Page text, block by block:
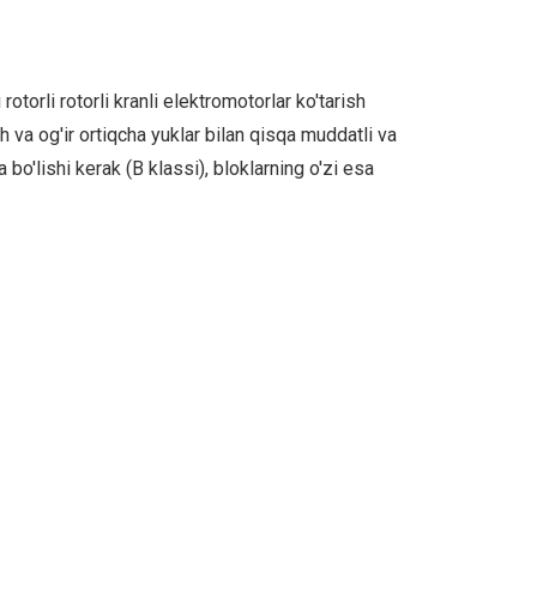
rotorli rotorli kranli elektromotorlar ko'tarish
va og'ir ortiqcha yuklar bilan qisqa muddatli va
kerak (B klassi), bloklarning o'zi esa